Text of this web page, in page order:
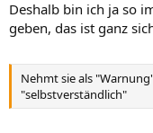
Deshalb bin ich ja so
geben, das ist ganz
Nehmt sie als
"selbstverständlich"